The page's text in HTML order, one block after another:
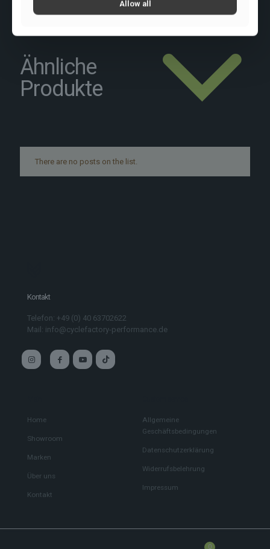
Ähnliche
Produkte
There are no posts on the list.
Kontakt
Telefon: +49 (0) 40 63702622
Mail: info@cyclefactory-performance.de
Home
Showroom
Marken
Über uns
Kontakt
Allgemeine
Geschäftsbedingungen
Datenschutzerklärung
Widerrufsbelehrung
Impressum
0
Allow all